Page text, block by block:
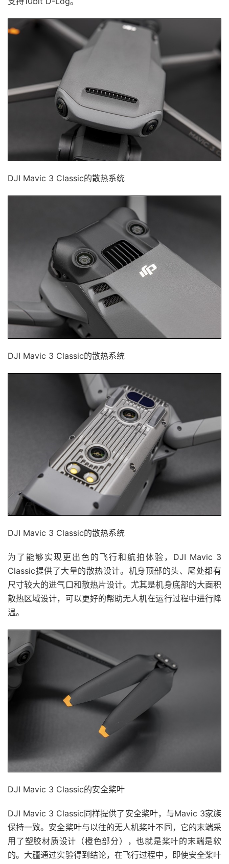
DJI Mavic 3 Classic的散热系统
DJI Mavic 3 Classic的散热系统
DJI Mavic 3 Classic的散热系统
为了能够实现更出色的飞行和航拍体验，DJI Mavic 3
Classic提供了大量的散热设计。机身顶部的头、尾处都有
尺寸较大的进气口和散热片设计。尤其是机身底部的大面积
散热区域设计，可以更好的帮助无人机在运行过程中进行降
温。
DJI Mavic 3 Classic的安全桨叶
DJI Mavic 3 Classic同样提供了安全桨叶，与Mavic 3家族
保持一致。安全桨叶与以往的无人机桨叶不同，它的末端采
用了塑胶材质设计（橙色部分），也就是桨叶的末端是软
的。大疆通过实验得到结论，在飞行过程中，即使安全桨叶